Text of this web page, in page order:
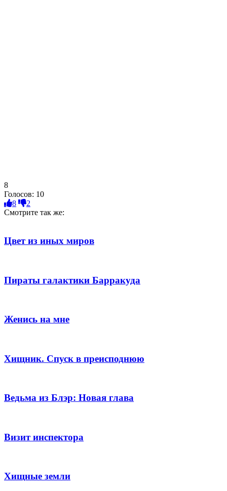
8
Голосов: 10
8
2
Смотрите так же:
Цвет из иных миров
Пираты галактики Барракуда
Женись на мне
Хищник. Спуск в преисподнюю
Ведьма из Блэр: Новая глава
Визит инспектора
Хищные земли